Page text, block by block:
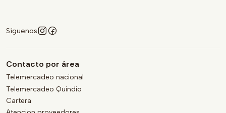
Síguenos
Contacto por área
Telemercadeo nacional
Telemercadeo Quindio
Cartera